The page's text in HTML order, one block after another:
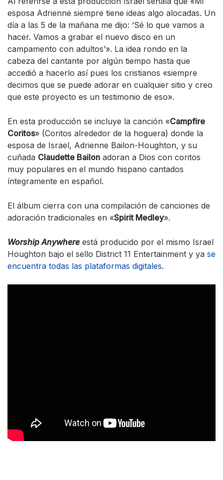
esposa Adrienne siempre tiene ideas algo alocadas. Un
día a las 5 de la mañana me dijo: ‘Sé lo que vamos a
hacer. Vamos a grabar el nuevo disco en un
campamento con adultos’». La idea rondo en la
cabeza del cantante por algún tiempo hasta que
accedió a hacerlo así pues los cristianos «siempre
decimos que se puede adorar en cualquier sitio y creo
que este proyecto es un testimonio de eso».
En esta producción se incluye la canción «Campfire
Coritos» (Coritos alrededor de la hoguera) donde la
esposa de Israel, Adrienne Bailon-Houghton, y su
cuñada Claudette Bailon adoran a Dios con coritos
muy populares en el mundo hispano cantados
íntegramente en español.
El álbum cierra con una compilación de canciones de
adoración tradicionales en «Spirit Medley».
Worship Anywhere está producido por el mismo Israel
Houghton bajo el sello District 11 Entertainment y ya se
encuentra todas las plataformas digitales.